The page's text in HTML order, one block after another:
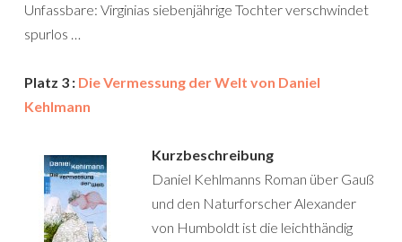
Unfassbare: Virginias siebenjährige Tochter verschwindet
spurlos …
Platz 3 : Die Vermessung der Welt von Daniel
Kehlmann
Kurzbeschreibung
Daniel Kehlmanns Roman über Gauß
und den Naturforscher Alexander
von Humboldt ist die leichthändig